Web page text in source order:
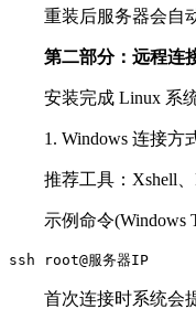
重装后服务器会自动
第二部分：远程连接
安装完成 Linux 系统
1. Windows 连接方式
推荐工具：Xshell、
示例命令(Windows
首次连接时系统会提